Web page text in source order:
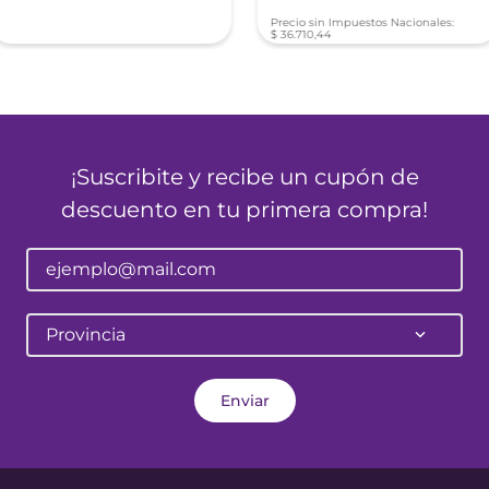
Precio sin Impuestos Nacionales:
$ 36.710,44
¡Suscribite y recibe un cupón de
descuento en tu primera compra!
Provincia
Enviar